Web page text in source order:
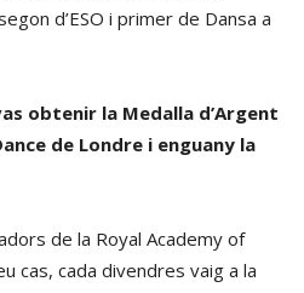
d’ESO i primer de Dansa a
obtenir la Medalla d’Argent
de Londre i enguany la
de la Royal Academy of
cas, cada divendres vaig a la